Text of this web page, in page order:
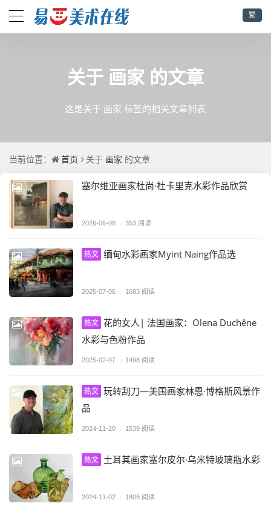
繁
关于 画家 的文章
这是关于 画家 标签的相关文章列表
当前位置： 首页 关于 画家 的文章
塞尔维亚画家杜尚·杜卡里克水彩作品欣赏
2026-06-08 / 353 阅读
热文 缅甸水彩画家Myint Naing作品选
2025-07-06 / 1683 阅读
热文 花的女人| 法国画家：Olena Duchêne
水彩与色粉作品
2025-02-07 / 1498 阅读
热文 玩转刮刀—美国画家林恩·博格斯风景作
品
2024-11-20 / 1539 阅读
热文 土耳其画家塞尔皮尔·乌米特玻璃瓶水彩
2024-11-02 / 1808 阅读